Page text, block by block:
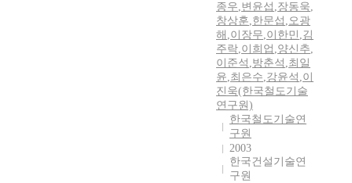
종우,변윤섭 ,장동욱,
창상훈,한문섭 ,오광
해 ,이장무,이한민 ,김
주락,이희업 ,양신추,
이준석 ,방춘석 ,최일
윤,최은수,강윤석 ,이
진욱(한국철도기술
연구원)
한국철도기술연
구원
2003
한국건설기술연
구원